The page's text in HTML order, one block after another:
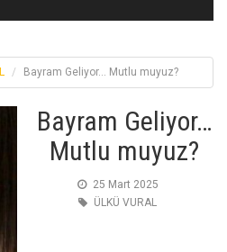
Bayram Geliyor… Mutlu muyuz?
Bayram Geliyor…
Mutlu muyuz?
25 Mart 2025
ÜLKÜ VURAL